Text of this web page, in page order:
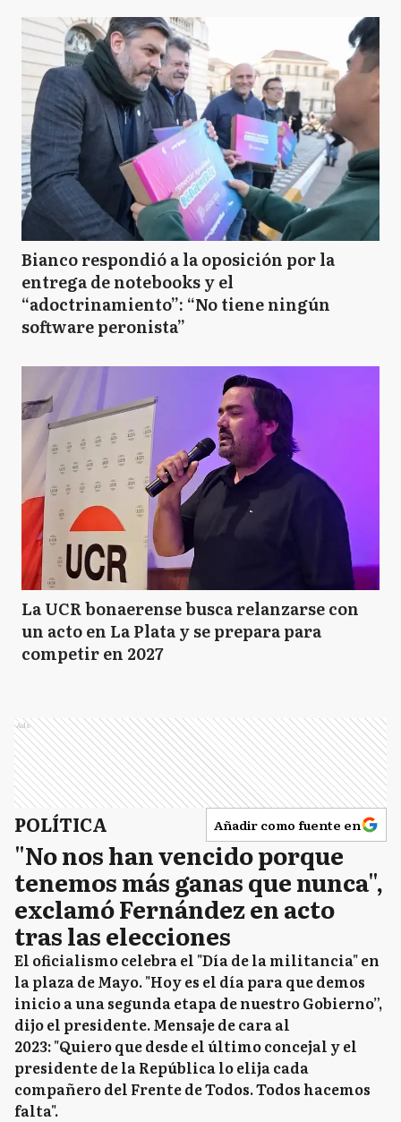
Bianco respondió a la oposición por la
entrega de notebooks y el
“adoctrinamiento”: “No tiene ningún
software peronista”
La UCR bonaerense busca relanzarse con
un acto en La Plata y se prepara para
competir en 2027
Ads
POLÍTICA Añadir como fuente en
"No nos han vencido porque
tenemos más ganas que nunca",
exclamó Fernández en acto
tras las elecciones
El oficialismo celebra el "Día de la militancia" en
la plaza de Mayo. "Hoy es el día para que demos
inicio a una segunda etapa de nuestro Gobierno”,
dijo el presidente. Mensaje de cara al
2023: "Quiero que desde el último concejal y el
presidente de la República lo elija cada
compañero del Frente de Todos. Todos hacemos
falta".